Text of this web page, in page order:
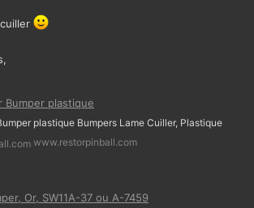
Bumper plastique
plastique Bumpers Lame Cuiller, Plastique
www.restorpinball.com
Or, SW11A-37 ou A-7459